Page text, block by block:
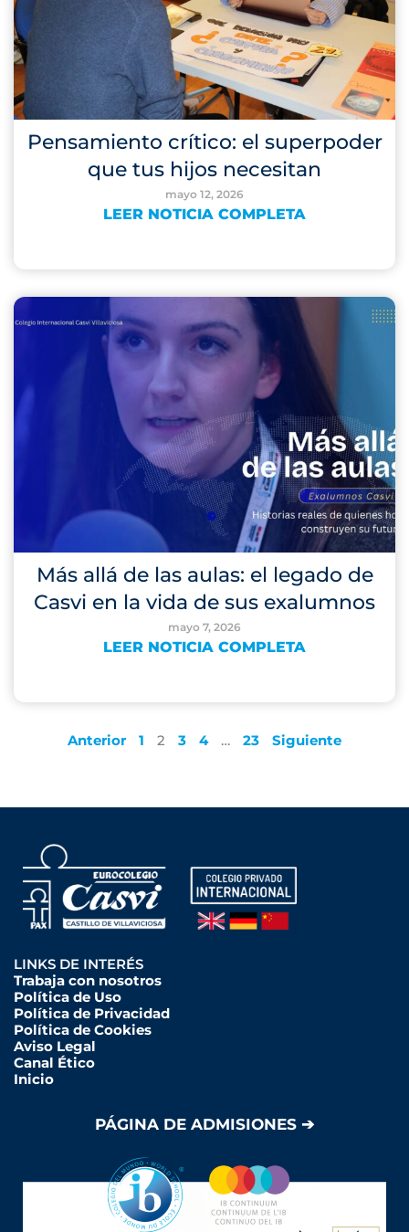
Pensamiento crítico: el superpoder
que tus hijos necesitan
mayo 12, 2026
LEER NOTICIA COMPLETA
Más allá de las aulas: el legado de
Casvi en la vida de sus exalumnos
mayo 7, 2026
LEER NOTICIA COMPLETA
Anterior 1 2 3 4 … 23 Siguiente
LINKS DE INTERÉS
Trabaja con nosotros
Política de Uso
Política de Privacidad
Política de Cookies
Aviso Legal
Canal Ético
Inicio
PÁGINA DE ADMISIONES ➔